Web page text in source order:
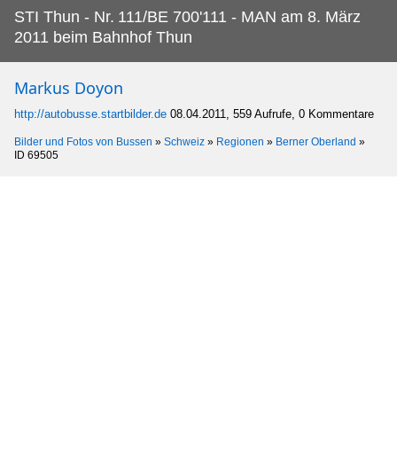
STI Thun - Nr. 111/BE 700'111 - MAN am 8. März
2011 beim Bahnhof Thun
Markus Doyon
http://autobusse.startbilder.de 08.04.2011, 559 Aufrufe, 0 Kommentare
Bilder und Fotos von Bussen » Schweiz » Regionen » Berner Oberland »
ID 69505